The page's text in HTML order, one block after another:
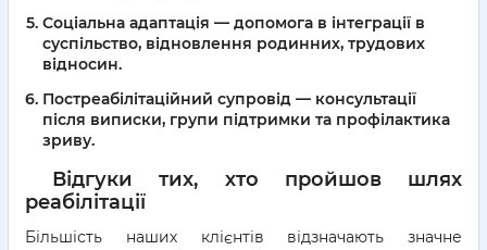
Соціальна адаптація — допомога в інтеграції в
суспільство, відновлення родинних, трудових
відносин.
Постреабілітаційний супровід — консультації
після виписки, групи підтримки та профілактика
зриву.
Відгуки тих, хто пройшов шлях
реабілітації
Більшість наших клієнтів відзначають значне